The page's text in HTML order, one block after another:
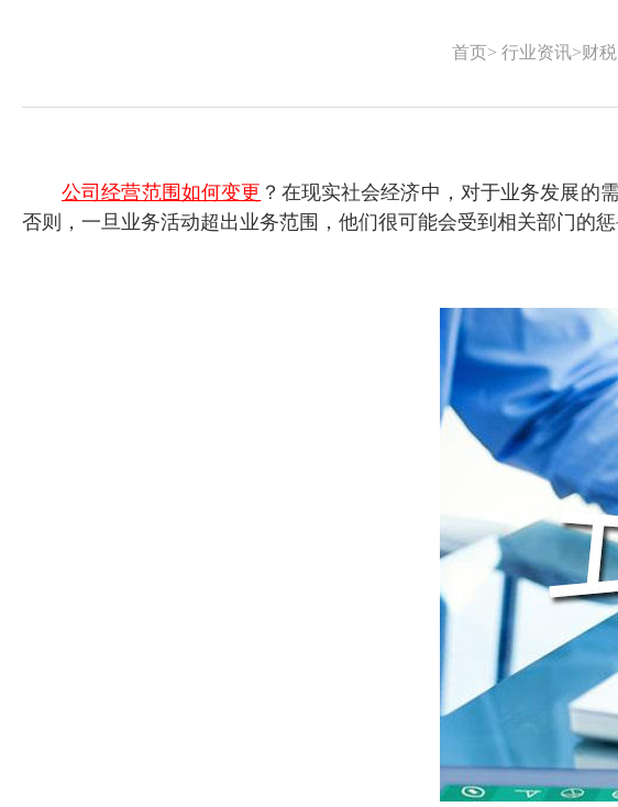
首页> 行业资讯>财
公司经营范围如何变更 ？在现实社会经济中，对于业务发展的
否则，一旦业务活动超出业务范围，他们很可能会受到相关部门的